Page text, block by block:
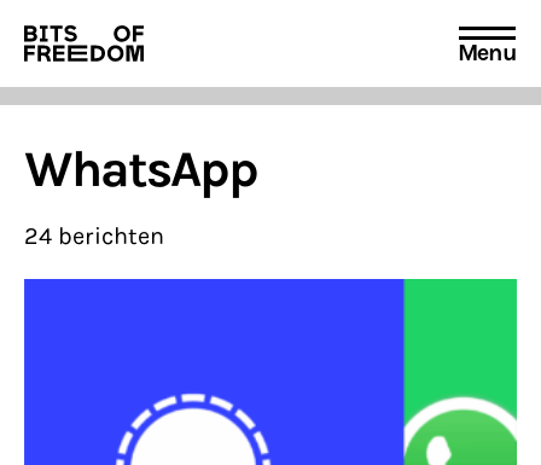
Search
for:
Menu
WhatsApp
24 berichten